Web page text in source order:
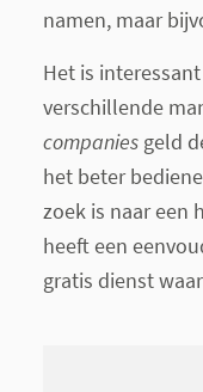
namen, maar
Het is
verschillende
companiesgeld
het beter
zoek is naar een
heeft een
gratis dienst